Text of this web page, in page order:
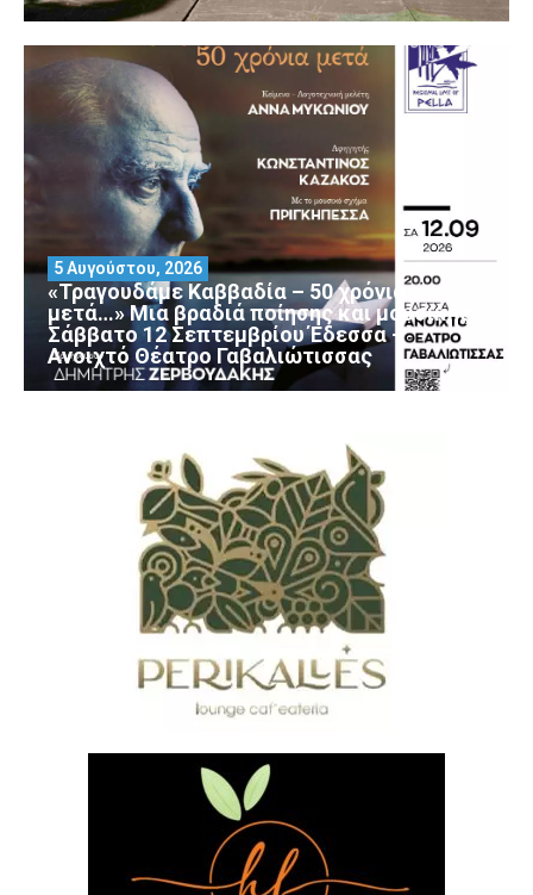
«Τραγουδάμε Καββαδία – 50 χρόνια
μετά…» Μια βραδιά ποίησης και μουσικής
Σάββατο 12 Σεπτεμβρίου Έδεσσα –
Ανοιχτό Θέατρο Γαβαλιώτισσας
5 Αυγούστου, 2026